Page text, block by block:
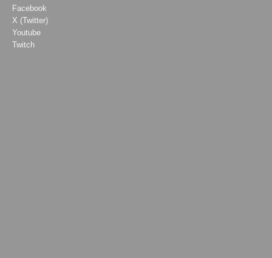
Facebook
X (Twitter)
Youtube
Twitch